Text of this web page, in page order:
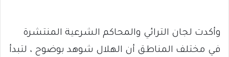
وأكدت لجان الترائي والمحاكم الشرعية المنتشرة
في مختلف المناطق أن الهلال شوهد بوضوح ، لتبدأ